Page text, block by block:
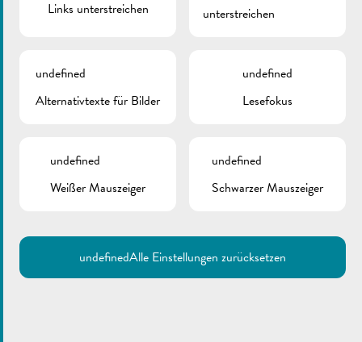
Links unterstreichen
unterstreichen
undefined
Alternativtexte für Bilder
undefined
Lesefokus
undefined
Weißer Mauszeiger
undefined
Schwarzer Mauszeiger
undefinedAlle Einstellungen zurücksetzen